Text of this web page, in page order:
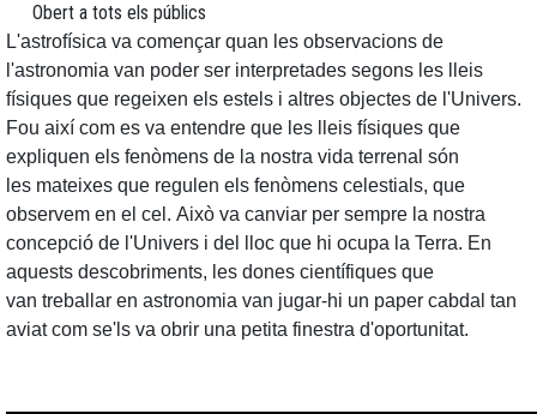
Obert a tots els públics
L'astrofísica va començar quan les observacions de
l'astronomia van poder ser interpretades segons les lleis
físiques que regeixen els estels i altres objectes de l'Univers.
Fou així com es va entendre que les lleis físiques que
expliquen els fenòmens de la nostra vida terrenal són
les mateixes que regulen els fenòmens celestials, que
observem en el cel. Això va canviar per sempre la nostra
concepció de l'Univers i del lloc que hi ocupa la Terra. En
aquests descobriments, les dones científiques que
van treballar en astronomia van jugar-hi un paper cabdal tan
aviat com se'ls va obrir una petita finestra d'oportunitat.